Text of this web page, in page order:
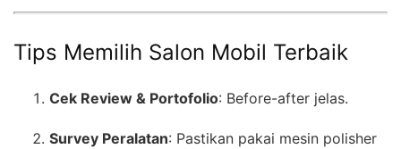
Tips Memilih Salon Mobil Terbaik
Cek Review & Portofolio: Before-after jelas.
Survey Peralatan: Pastikan pakai mesin polisher